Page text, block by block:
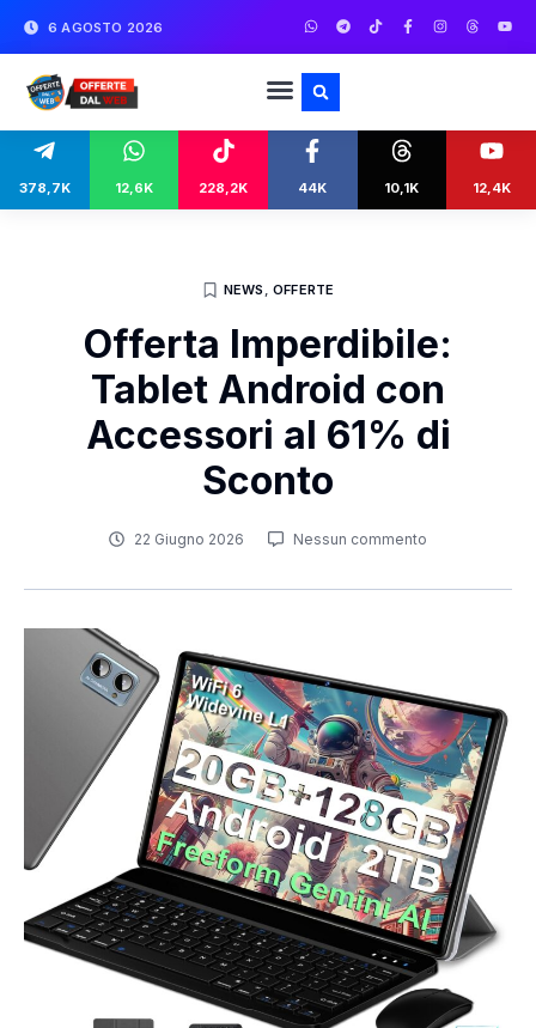
6 AGOSTO 2026
378,7K 12,6K 228,2K 44K 10,1K 12,4K
NEWS , OFFERTE
Offerta Imperdibile:
Tablet Android con
Accessori al 61% di
Sconto
22 Giugno 2026 Nessun commento